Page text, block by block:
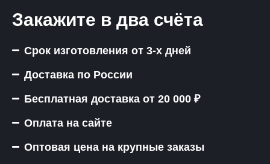
Закажите в два счёта
Срок изготовления от 3-х дней
Доставка по России
Бесплатная доставка от 20 000 ₽
Оплата на сайте
Оптовая цена на крупные заказы